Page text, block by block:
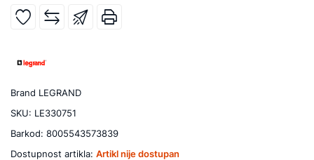
Brand LEGRAND
SKU: LE330751
Barkod: 8005543573839
Dostupnost artikla: Artikl nije dostupan